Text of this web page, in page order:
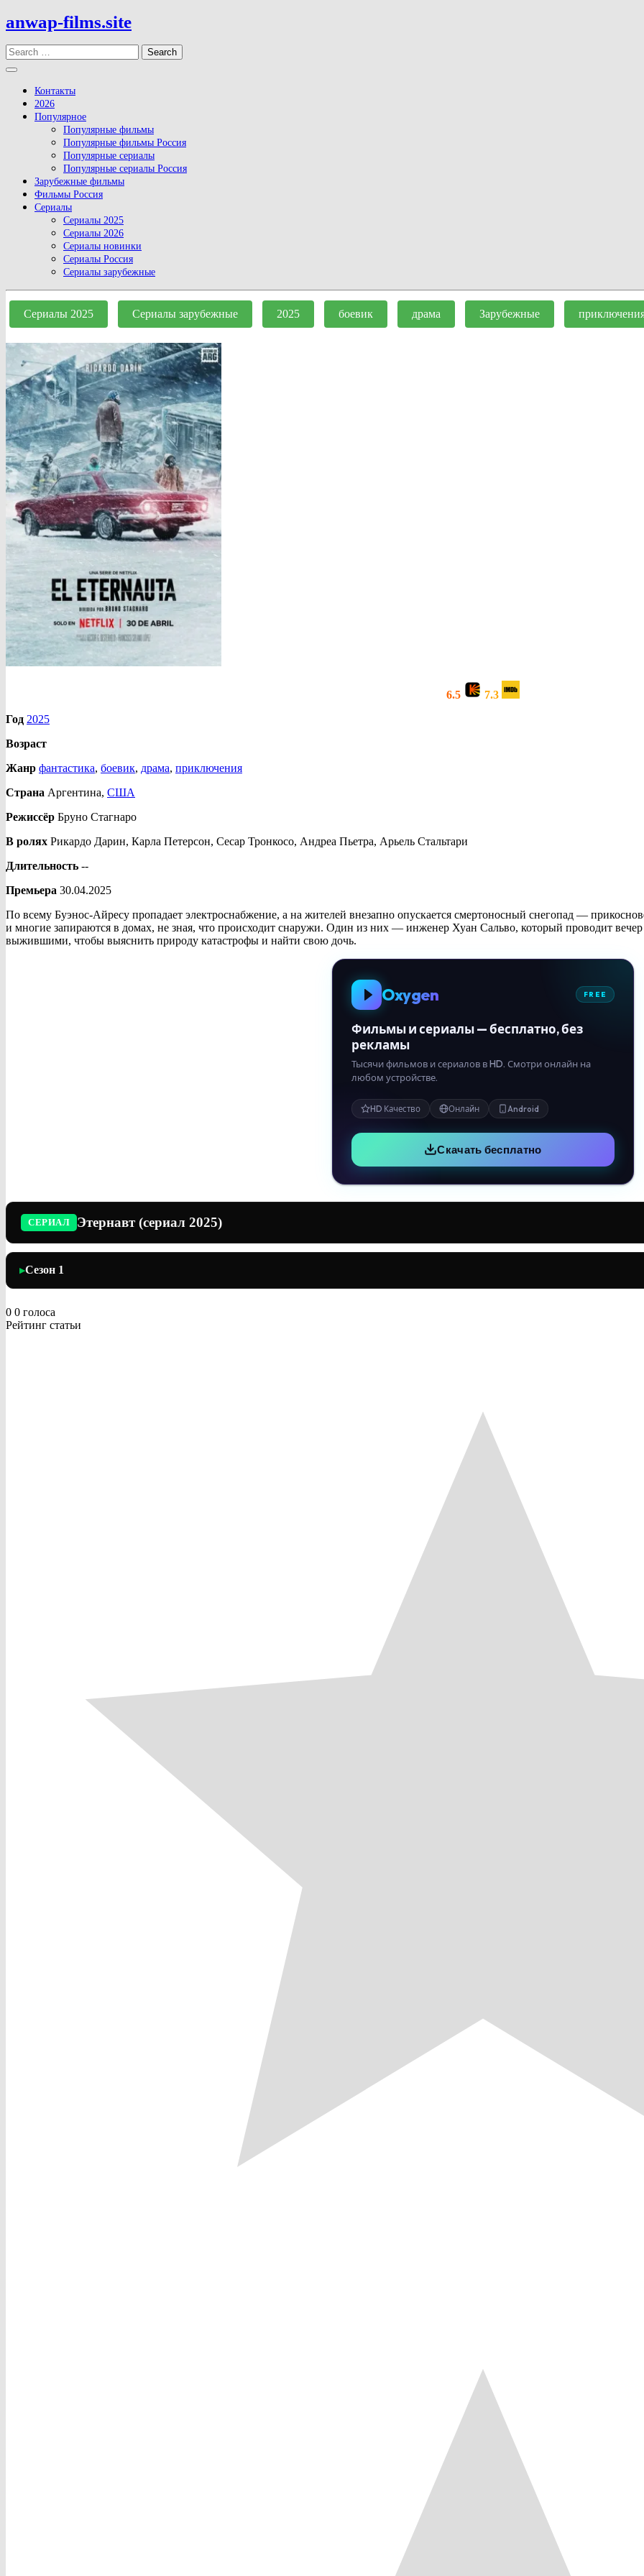
Skip
to
content
anwap-films.site
Search
Open
Button
Контакты
2026
Популярное
Популярные фильмы
Популярные фильмы Россия
Популярные сериалы
Популярные сериалы Россия
Зарубежные фильмы
Фильмы Россия
Сериалы
Сериалы 2025
Сериалы 2026
Сериалы новинки
Сериалы Россия
Сериалы зарубежные
Close
Button
Сериалы 2025 Сериалы зарубежные 2025 боевик драма Зарубежные
6.5
7.3
Год 2025
Возраст
Жанр фантастика, боевик, драма, приключения
Страна Аргентина, США
Режиссёр Бруно Стагнаро
В ролях Рикардо Дарин, Карла Петерсон, Сесар Тронкосо, Андреа Пьетра, Арьель Стальтари
Длительность --
Премьера 30.04.2025
По всему Буэнос-Айресу пропадает электроснабжение, а на жителей внезапно опускается смертоносный снегопад —
и многие запираются в домах, не зная, что происходит снаружи. Один из них — инженер Хуан Сальво, который проводит
выжившими, чтобы выяснить природу катастрофы и найти свою дочь.
Oxygen FREE
Фильмы и сериалы — бесплатно, без
рекламы
Тысячи фильмов и сериалов в HD. Смотри онлайн на
любом устройстве.
HD Качество Онлайн Android
Скачать бесплатно
СЕРИАЛ Этернавт (сериал 2025)
▶Сезон 1
0 0 голоса
Рейтинг статьи